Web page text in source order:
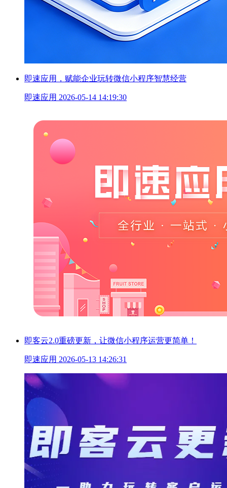
即速应用，赋能企业玩转微信小程序智慧经营
即速应用 2026-05-14 14:19:30
即客云2.0重磅更新，让微信小程序运营更简单！
即速应用 2026-05-13 14:26:31